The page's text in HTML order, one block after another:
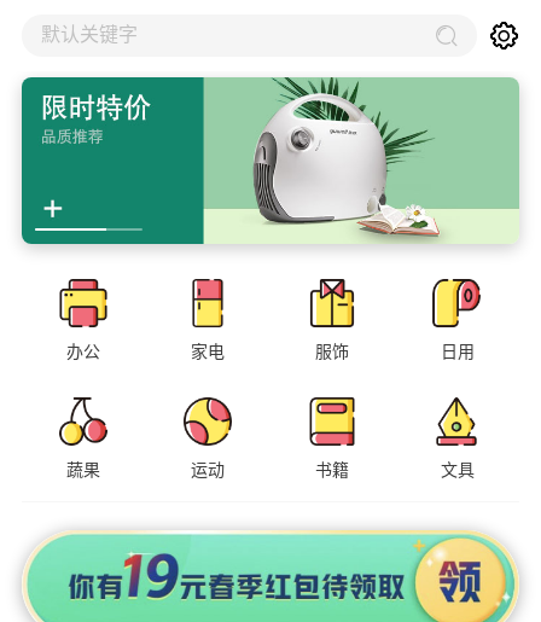
默认关键字
办公 家电 服饰 日用
蔬果 运动 书籍 文具